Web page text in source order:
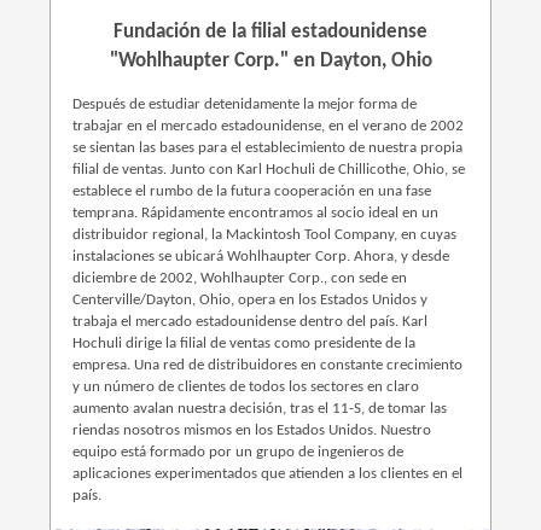
Fundación de la filial estadounidense
"Wohlhaupter Corp." en Dayton, Ohio
Después de estudiar detenidamente la mejor forma de
trabajar en el mercado estadounidense, en el verano de 2002
se sientan las bases para el establecimiento de nuestra propia
filial de ventas. Junto con Karl Hochuli de Chillicothe, Ohio, se
establece el rumbo de la futura cooperación en una fase
temprana. Rápidamente encontramos al socio ideal en un
distribuidor regional, la Mackintosh Tool Company, en cuyas
instalaciones se ubicará Wohlhaupter Corp. Ahora, y desde
diciembre de 2002, Wohlhaupter Corp., con sede en
Centerville/Dayton, Ohio, opera en los Estados Unidos y
trabaja el mercado estadounidense dentro del país. Karl
Hochuli dirige la filial de ventas como presidente de la
empresa. Una red de distribuidores en constante crecimiento
y un número de clientes de todos los sectores en claro
aumento avalan nuestra decisión, tras el 11-S, de tomar las
riendas nosotros mismos en los Estados Unidos. Nuestro
equipo está formado por un grupo de ingenieros de
aplicaciones experimentados que atienden a los clientes en el
país.